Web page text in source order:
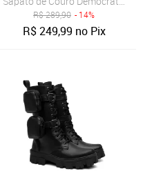
R$289,90 - 14%
R$249,99 no Pix